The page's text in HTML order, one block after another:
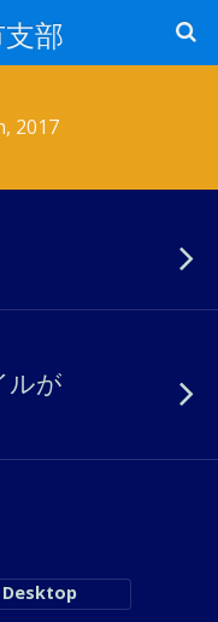
部
2017
ルが
Desktop